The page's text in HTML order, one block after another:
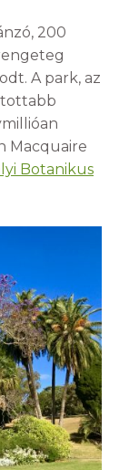
200
A park, az
Macquaire
Botanikus